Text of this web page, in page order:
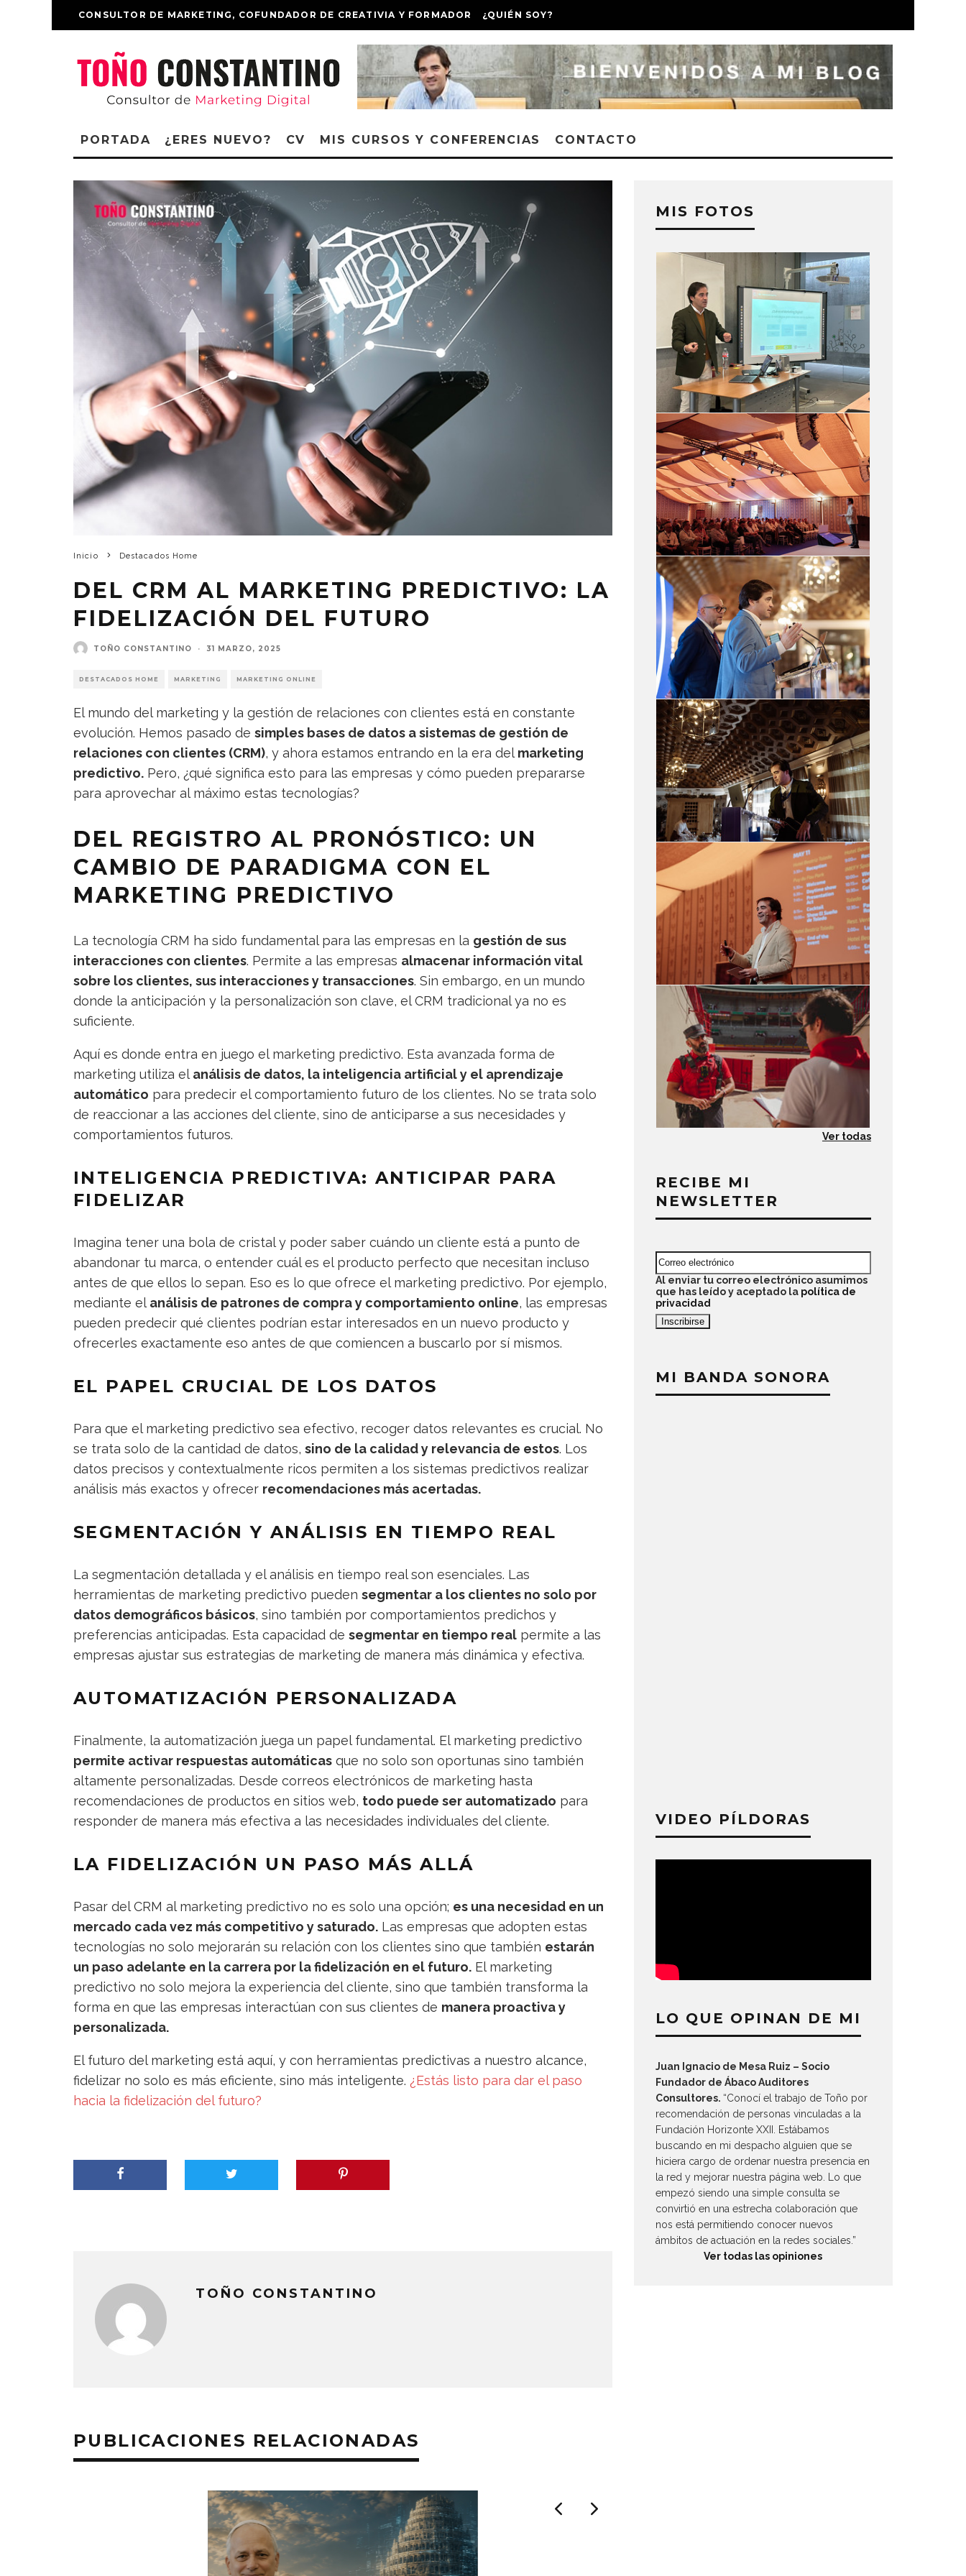
CONSULTOR DE MARKETING, COFUNDADOR DE CREATIVIA Y FORMADOR ¿QUIÉN SOY?
PORTADA ¿ERES NUEVO? CV MIS CURSOS Y CONFERENCIAS CONTACTO
Inicio Destacados Home
DEL CRM AL MARKETING PREDICTIVO: LA
FIDELIZACIÓN DEL FUTURO
TOÑO CONSTANTINO · 31 MARZO, 2025
DESTACADOS HOME MARKETING MARKETING ONLINE
El mundo del marketing y la gestión de relaciones con clientes está en constante
evolución. Hemos pasado de simples bases de datos a sistemas de gestión de
relaciones con clientes (CRM), y ahora estamos entrando en la era del marketing
predictivo. Pero, ¿qué significa esto para las empresas y cómo pueden prepararse
para aprovechar al máximo estas tecnologías?
DEL REGISTRO AL PRONÓSTICO: UN
CAMBIO DE PARADIGMA CON EL
MARKETING PREDICTIVO
La tecnología CRM ha sido fundamental para las empresas en la gestión de sus
interacciones con clientes. Permite a las empresas almacenar información vital
sobre los clientes, sus interacciones y transacciones. Sin embargo, en un mundo
donde la anticipación y la personalización son clave, el CRM tradicional ya no es
suficiente.
Aquí es donde entra en juego el marketing predictivo. Esta avanzada forma de
marketing utiliza el análisis de datos, la inteligencia artificial y el aprendizaje
automático para predecir el comportamiento futuro de los clientes. No se trata solo
de reaccionar a las acciones del cliente, sino de anticiparse a sus necesidades y
comportamientos futuros.
INTELIGENCIA PREDICTIVA: ANTICIPAR PARA
FIDELIZAR
Imagina tener una bola de cristal y poder saber cuándo un cliente está a punto de
abandonar tu marca, o entender cuál es el producto perfecto que necesitan incluso
antes de que ellos lo sepan. Eso es lo que ofrece el marketing predictivo. Por ejemplo,
mediante el análisis de patrones de compra y comportamiento online, las empresas
pueden predecir qué clientes podrían estar interesados en un nuevo producto y
ofrecerles exactamente eso antes de que comiencen a buscarlo por sí mismos.
EL PAPEL CRUCIAL DE LOS DATOS
Para que el marketing predictivo sea efectivo, recoger datos relevantes es crucial. No
se trata solo de la cantidad de datos, sino de la calidad y relevancia de estos. Los
datos precisos y contextualmente ricos permiten a los sistemas predictivos realizar
análisis más exactos y ofrecer recomendaciones más acertadas.
SEGMENTACIÓN Y ANÁLISIS EN TIEMPO REAL
La segmentación detallada y el análisis en tiempo real son esenciales. Las
herramientas de marketing predictivo pueden segmentar a los clientes no solo por
datos demográficos básicos, sino también por comportamientos predichos y
preferencias anticipadas. Esta capacidad de segmentar en tiempo real permite a las
empresas ajustar sus estrategias de marketing de manera más dinámica y efectiva.
AUTOMATIZACIÓN PERSONALIZADA
Finalmente, la automatización juega un papel fundamental. El marketing predictivo
permite activar respuestas automáticas que no solo son oportunas sino también
altamente personalizadas. Desde correos electrónicos de marketing hasta
recomendaciones de productos en sitios web, todo puede ser automatizado para
responder de manera más efectiva a las necesidades individuales del cliente.
LA FIDELIZACIÓN UN PASO MÁS ALLÁ
Pasar del CRM al marketing predictivo no es solo una opción; es una necesidad en un
mercado cada vez más competitivo y saturado. Las empresas que adopten estas
tecnologías no solo mejorarán su relación con los clientes sino que también estarán
un paso adelante en la carrera por la fidelización en el futuro. El marketing
predictivo no solo mejora la experiencia del cliente, sino que también transforma la
forma en que las empresas interactúan con sus clientes de manera proactiva y
personalizada.
El futuro del marketing está aquí, y con herramientas predictivas a nuestro alcance,
fidelizar no solo es más eficiente, sino más inteligente. ¿Estás listo para dar el paso
hacia la fidelización del futuro?
TOÑO CONSTANTINO
PUBLICACIONES RELACIONADAS
MIS FOTOS
Ver todas
RECIBE MI
NEWSLETTER
Al enviar tu correo electrónico asumimos
que has leído y aceptado la política de
privacidad
MI BANDA SONORA
VIDEO PÍLDORAS
LO QUE OPINAN DE MI
Juan Ignacio de Mesa Ruiz – Socio
Fundador de Ábaco Auditores
Consultores. “Conocí el trabajo de Toño por
recomendación de personas vinculadas a la
Fundación Horizonte XXII. Estábamos
buscando en mi despacho alguien que se
hiciera cargo de ordenar nuestra presencia en
la red y mejorar nuestra página web. Lo que
empezó siendo una simple consulta se
convirtió en una estrecha colaboración que
nos está permitiendo conocer nuevos
ámbitos de actuación en la redes sociales.”
Ver todas las opiniones